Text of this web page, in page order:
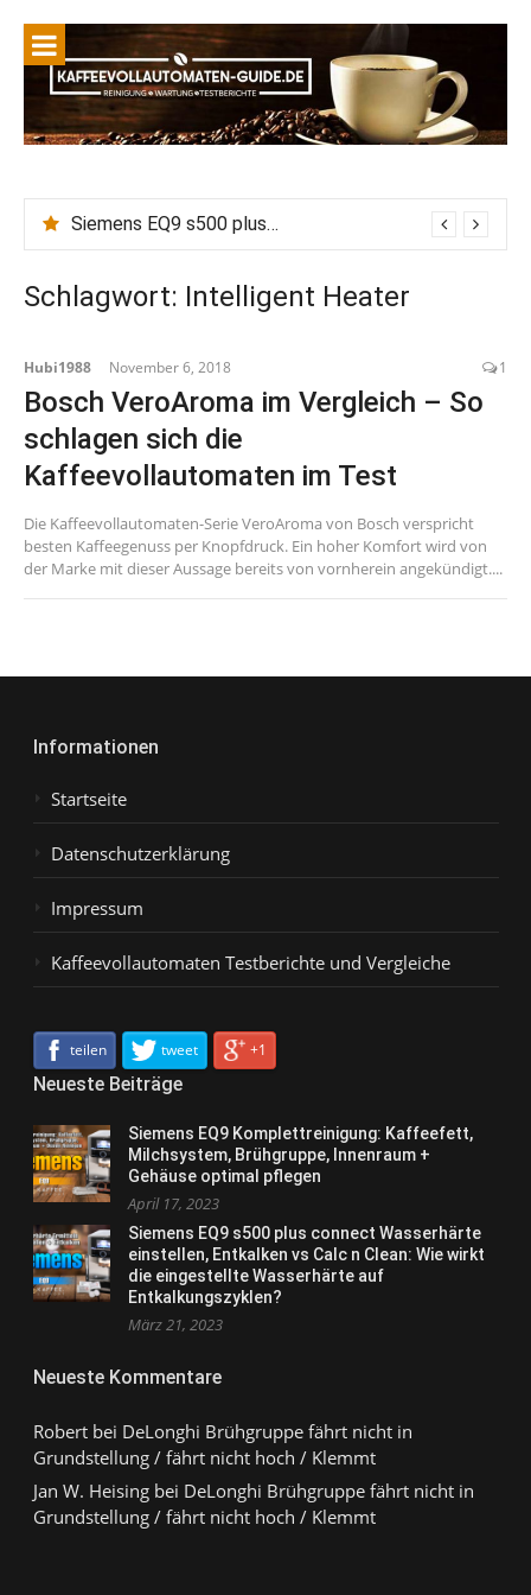
Siemens EQ9 s500 plus connect Wasserhärte einstellen, Entkalken vs Calc n Clean: Wie wirkt die eingestellte Wasserhärte auf Entkalkungszyklen?
Schlagwort: Intelligent Heater
Hubi1988 November 6, 2018 1
Bosch VeroAroma im Vergleich – So
schlagen sich die
Kaffeevollautomaten im Test
Die Kaffeevollautomaten-Serie VeroAroma von Bosch verspricht
besten Kaffeegenuss per Knopfdruck. Ein hoher Komfort wird von
der Marke mit dieser Aussage bereits von vornherein angekündigt....
Informationen
Startseite
Datenschutzerklärung
Impressum
Kaffeevollautomaten Testberichte und Vergleiche
teilen tweet +1
Neueste Beiträge
Siemens EQ9 Komplettreinigung: Kaffeefett,
Milchsystem, Brühgruppe, Innenraum +
Gehäuse optimal pflegen
April 17, 2023
Siemens EQ9 s500 plus connect Wasserhärte
einstellen, Entkalken vs Calc n Clean: Wie wirkt
die eingestellte Wasserhärte auf
Entkalkungszyklen?
März 21, 2023
Neueste Kommentare
Robertbei DeLonghi Brühgruppe fährt nicht in
Grundstellung / fährt nicht hoch / Klemmt
Jan W. Heisingbei DeLonghi Brühgruppe fährt nicht in
Grundstellung / fährt nicht hoch / Klemmt